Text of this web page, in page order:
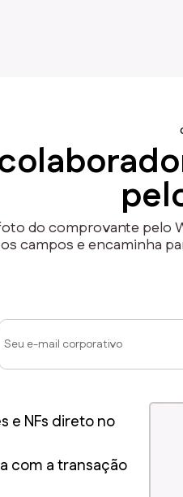
do comprovante pelo
campos e encaminha
e NFs direto no
com a transação